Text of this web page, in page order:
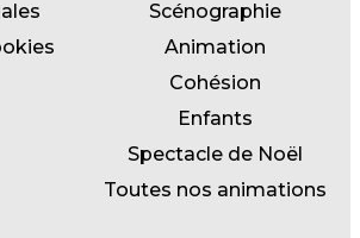
Scénographie
Animation
Cohésion
Enfants
Spectacle de Noël
Toutes nos animations